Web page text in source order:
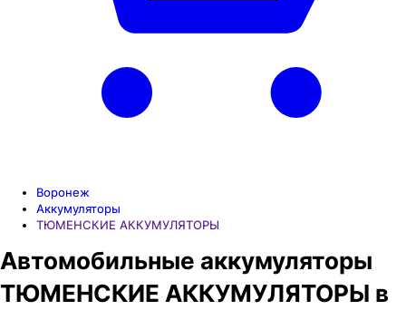
Воронеж
Аккумуляторы
ТЮМЕНСКИЕ АККУМУЛЯТОРЫ
Автомобильные аккумуляторы
ТЮМЕНСКИЕ АККУМУЛЯТОРЫ в